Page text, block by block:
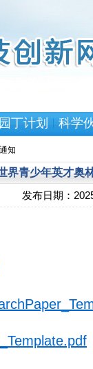
丁计划 科学
知
界青少年英才奥
发布日期：